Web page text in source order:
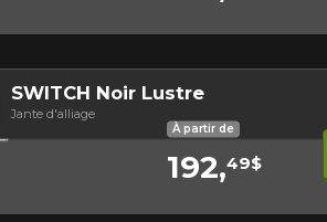
SWITCH Noir Lustre
Jante d'alliage
À partir de
192,49$